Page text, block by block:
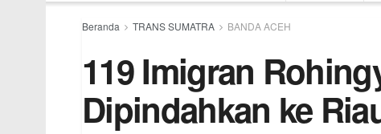
Beranda TRANS SUMATRA BANDA ACEH
119 Imigran
Dipindahkan ke